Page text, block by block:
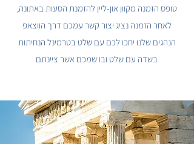
טופס הזמנה מקוון און-ליין להזמנת הסעות באתונה,
לאחר הזמנה נציג יצור קשר עמכם דרך הווצאפ
הנהגים שלנו יחכו לכם עם שלט בטרמינל הנחיתות
בשדה עם שלט ובו שמכם אשר ציינתם